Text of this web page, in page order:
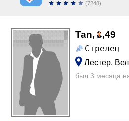
(7248)
Tan, ,49
Стрелец
Лестер,
был 3 месяца